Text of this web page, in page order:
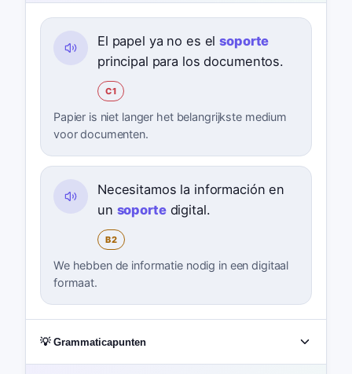
El papel ya no es elsoporte
principal para los documentos.
C1
Papier is niet langer het belangrijkste medium
voor documenten.
Necesitamos la información en
un soportedigital.
B2
We hebben de informatie nodig in een digitaal
formaat.
💡 Grammaticapunten